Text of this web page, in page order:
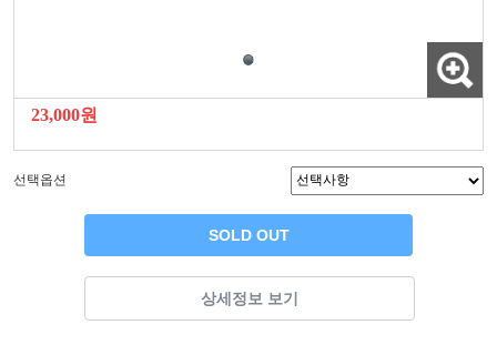
23,000원
선택옵션
SOLD OUT
상세정보 보기